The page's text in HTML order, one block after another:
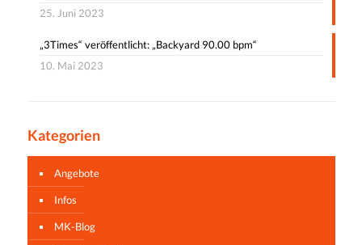
25. Juni 2023
„3Times“ veröffentlicht: „Backyard 90.00 bpm“
10. Mai 2023
Kategorien
Angebote
Infos
MK-Blog